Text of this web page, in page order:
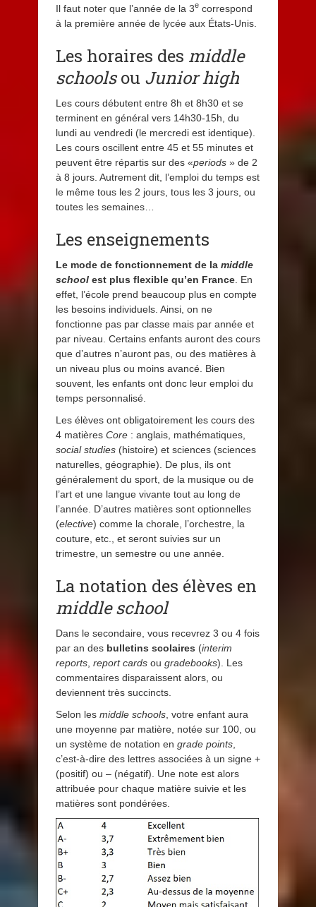
Il faut noter que l’année de la 3ecorrespond
à la première année de lycée aux États-Unis.
Les horaires des middle
schoolsou Junior high
Les cours débutent entre 8h et 8h30 et se
terminent en général vers 14h30-15h, du
lundi au vendredi (le mercredi est identique).
Les cours oscillent entre 45 et 55 minutes et
peuvent être répartis sur des «periods» de 2
à 8 jours. Autrement dit, l’emploi du temps est
le même tous les 2 jours, tous les 3 jours, ou
toutes les semaines…
Les enseignements
Le mode de fonctionnement de la middle
schoolest plus flexible qu’en France. En
effet, l’école prend beaucoup plus en compte
les besoins individuels. Ainsi, on ne
fonctionne pas par classe mais par année et
par niveau. Certains enfants auront des cours
que d’autres n’auront pas, ou des matières à
un niveau plus ou moins avancé. Bien
souvent, les enfants ont donc leur emploi du
temps personnalisé.
Les élèves ont obligatoirement les cours des
4 matières Core: anglais, mathématiques,
social studies(histoire) et sciences (sciences
naturelles, géographie). De plus, ils ont
généralement du sport, de la musique ou de
l’art et une langue vivante tout au long de
l’année. D’autres matières sont optionnelles
(elective) comme la chorale, l’orchestre, la
couture, etc., et seront suivies sur un
trimestre, un semestre ou une année.
La notation des élèves en
middle school
Dans le secondaire, vous recevrez 3 ou 4 fois
par an des bulletins scolaires (interim
reports, report cardsou gradebooks). Les
commentaires disparaissent alors, ou
deviennent très succincts.
Selon les middle schools, votre enfant aura
une moyenne par matière, notée sur 100, ou
un système de notation en grade points,
c’est-à-dire des lettres associées à un signe +
(positif) ou – (négatif). Une note est alors
attribuée pour chaque matière suivie et les
matières sont pondérées.